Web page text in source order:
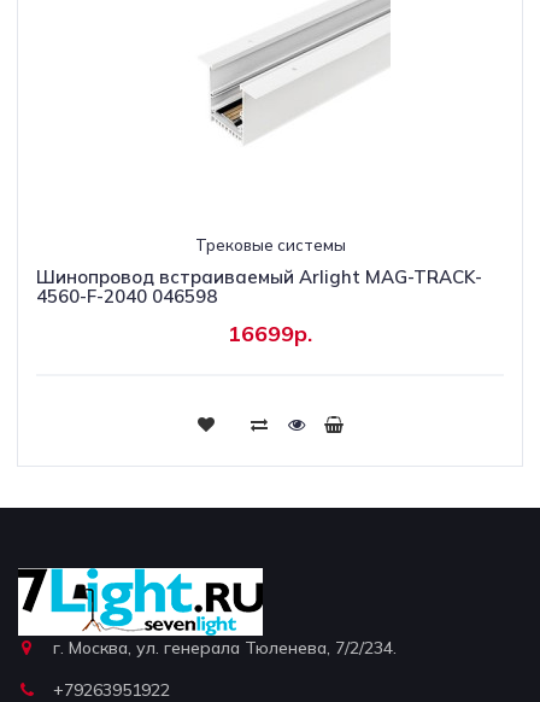
Трековые системы
Шинопровод встраиваемый Arlight MAG-TRACK-
4560-F-2040 046598
16699р.
г. Москва, ул. генерала Тюленева, 7/2/234.
+79263951922